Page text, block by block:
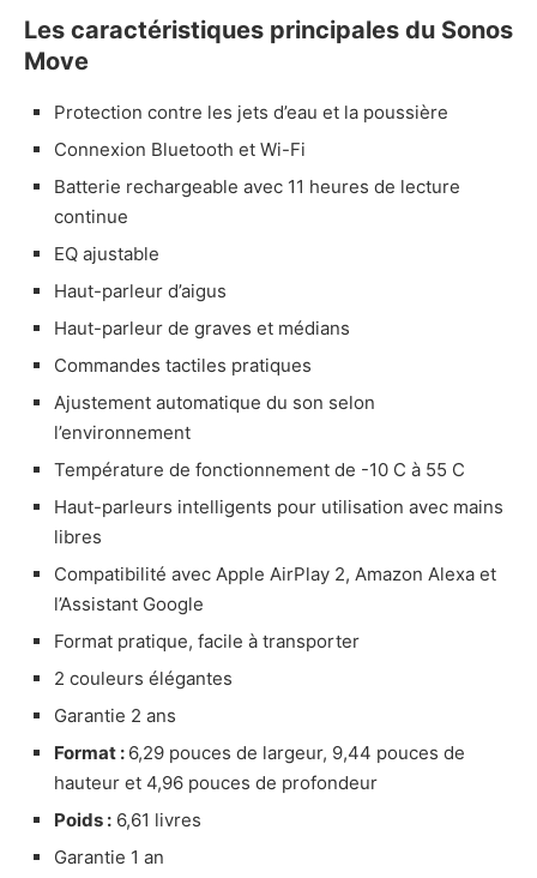
Les caractéristiques principales du Sonos
Move
Protection contre les jets d’eau et la poussière
Connexion Bluetooth et Wi-Fi
Batterie rechargeable avec 11 heures de lecture
continue
EQ ajustable
Haut-parleur d’aigus
Haut-parleur de graves et médians
Commandes tactiles pratiques
Ajustement automatique du son selon
l’environnement
Température de fonctionnement de -10 C à 55 C
Haut-parleurs intelligents pour utilisation avec mains
libres
Compatibilité avec Apple AirPlay 2, Amazon Alexa et
l’Assistant Google
Format pratique, facile à transporter
2 couleurs élégantes
Garantie 2 ans
Format : 6,29 pouces de largeur, 9,44 pouces de
hauteur et 4,96 pouces de profondeur
Poids : 6,61 livres
Garantie 1 an